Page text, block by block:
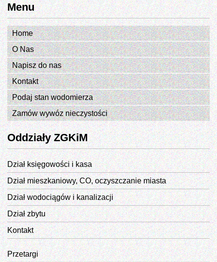
Menu
Home
O Nas
Napisz do nas
Kontakt
Podaj stan wodomierza
Zamów wywóz nieczystości
Oddziały ZGKiM
Dział księgowości i kasa
Dział mieszkaniowy, CO, oczyszczanie miasta
Dział wodociągów i kanalizacji
Dział zbytu
Kontakt
Przetargi